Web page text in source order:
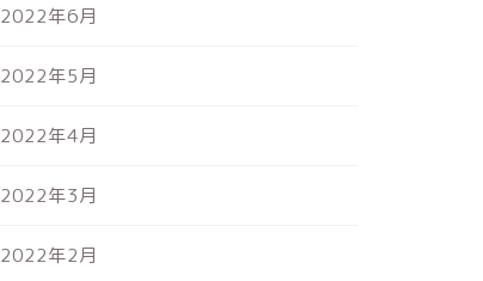
2022年6月
2022年5月
2022年4月
2022年3月
2022年2月